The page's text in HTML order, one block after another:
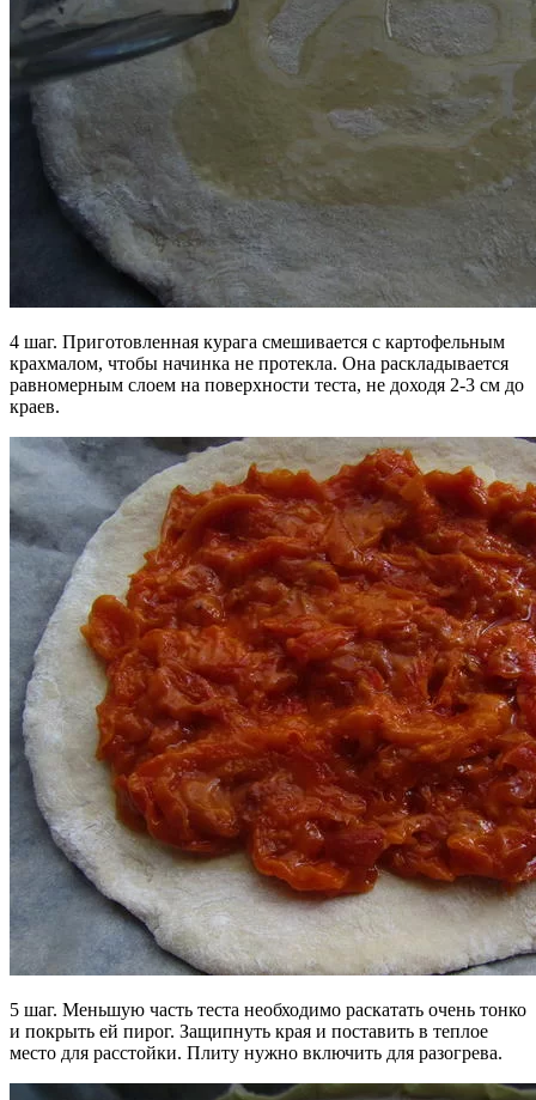
4 шаг. Приготовленная курага смешивается с картофельным
крахмалом, чтобы начинка не протекла. Она раскладывается
равномерным слоем на поверхности теста, не доходя 2-3 см до
краев.
5 шаг. Меньшую часть теста необходимо раскатать очень тонко
и покрыть ей пирог. Защипнуть края и поставить в теплое
место для расстойки. Плиту нужно включить для разогрева.